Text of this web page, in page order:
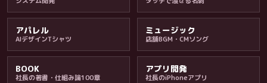
アパレル
AIデザインTシャツ
ミュージック
店舗BGM・CMソング
BOOK
社長の著書・仕組み論100章
アプリ開発
社長のiPhoneアプリ